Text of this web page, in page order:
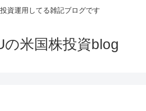
資運用してる雑記ブログです
の米国株投資blog